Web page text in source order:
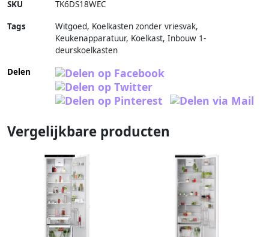
SKU TK6DS18WEC
Tags
Witgoed, Koelkasten zonder vriesvak,
Keukenapparatuur, Koelkast, Inbouw 1-
deurskoelkasten
Delen
Vergelijkbare producten